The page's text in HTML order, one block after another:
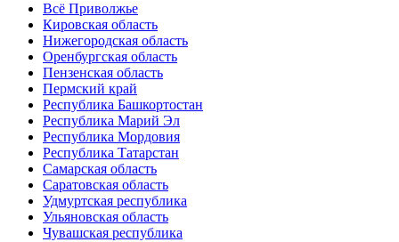
Всё Приволжье
Кировская область
Нижегородская область
Оренбургская область
Пензенская область
Пермский край
Республика Башкортостан
Республика Марий Эл
Республика Мордовия
Республика Татарстан
Самарская область
Саратовская область
Удмуртская республика
Ульяновская область
Чувашская республика